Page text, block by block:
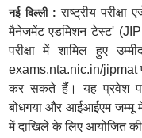
नई दिल्ली : राष्ट्रीय
मैनेजमेंट एडमिशन टेस्ट'
परीक्षा में शामिल हुए
exams.nta.nic.in/jipmat
कर सकते हैं। यह प्रवेश
बोधगया और आईआईएम जम्मू
में दाखिले के लिए आयोजित की